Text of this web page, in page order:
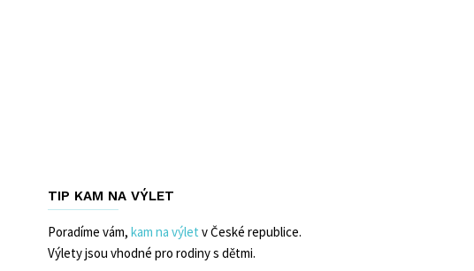
TIP KAM NA VÝLET
Poradíme vám, kam na výlet v České republice.
Výlety jsou vhodné pro rodiny s dětmi.